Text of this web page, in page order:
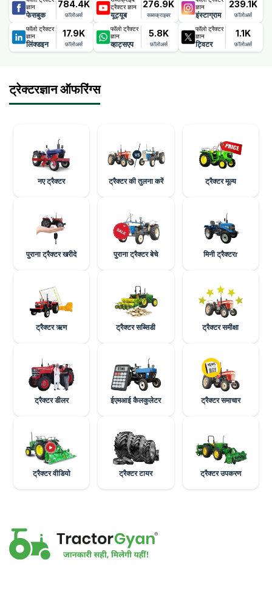
ज्ञान
फेसबुक
784.4K
फ़ॉलोअर्स
ट्रैक्टर ज्ञान
यूट्यूब
276.9K
सब्सक्राइबर
ज्ञान
इंस्टाग्राम
239.1K
फ़ॉलोअर्स
फॉलो ट्रैक्टर
ज्ञान
लिंक्डइन
17.9K
फ़ॉलोअर्स
फॉलो ट्रैक्टर
ज्ञान
व्हाट्सएप
5.8K
फ़ॉलोअर्स
फॉलो ट्रैक्टर
ज्ञान
ट्विटर
1.1K
फ़ॉलोअर्स
ट्रेक्टरज्ञान ऑफरिंग्स
नए ट्रैक्टर ट्रैक्टर की तुलना करें ट्रैक्टर मूल्य
पुराना ट्रैक्टर खरीदे पुराना ट्रैक्टर बेचे मिनी ट्रैक्टरr
ट्रैक्टर ऋण ट्रैक्टर सब्सिडी ट्रैक्टर समीक्षा
ट्रैक्टर डीलर ईएमआई कैलकुलेटर ट्रैक्टर समाचार
ट्रैक्टर वीडियो ट्रैक्टर टायर ट्रैक्टर उपकरण